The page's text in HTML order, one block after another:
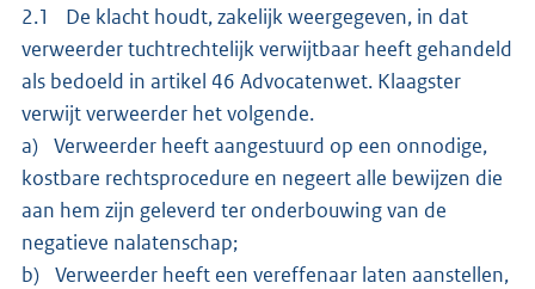
2.1 De klacht houdt, zakelijk weergegeven, in dat
verweerder tuchtrechtelijk verwijtbaar heeft gehandeld
als bedoeld in artikel 46 Advocatenwet. Klaagster
verwijt verweerder het volgende.
a) Verweerder heeft aangestuurd op een onnodige,
kostbare rechtsprocedure en negeert alle bewijzen die
aan hem zijn geleverd ter onderbouwing van de
negatieve nalatenschap;
b) Verweerder heeft een vereffenaar laten aanstellen,